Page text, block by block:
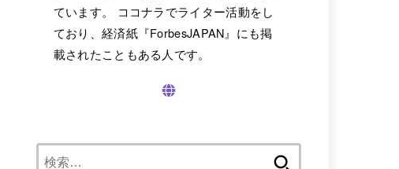
ています。 ココナラでライター活動をし
ており、経済紙『ForbesJAPAN』にも掲
載されたこともある人です。